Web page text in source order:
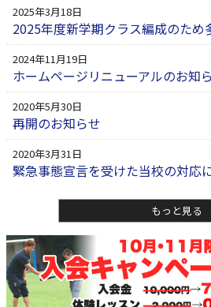
2025年3月18日
2025年度新学期クラス編成のため
2024年11月19日
ホームページリニューアルのお知
2020年5月30日
再開のお知らせ
2020年3月31日
緊急事態宣言を受けた当校の対応
もっと見る